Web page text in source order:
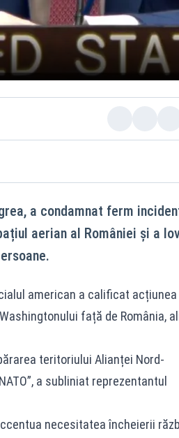
a condamnat ferm
aerian al României și a
american a calificat
față de România,
teritoriului Alianței Nord-
a subliniat reprezentantul
necesitatea încheierii